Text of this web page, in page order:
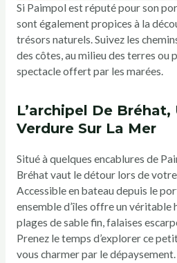
Si Paimpol est réputé pour son
sont également propices à la
trésors naturels. Suivez les
des côtes, au milieu des terres ou
spectacle offert par les marées.
L’archipel De Bréhat,
Verdure Sur La Mer
Situé à quelques encablures de
Bréhat vaut le détour lors de
Accessible en bateau depuis le
ensemble d’îles offre un véritable
plages de sable fin, falaises
Prenez le temps d’explorer ce
vous charmer par le dépaysement.